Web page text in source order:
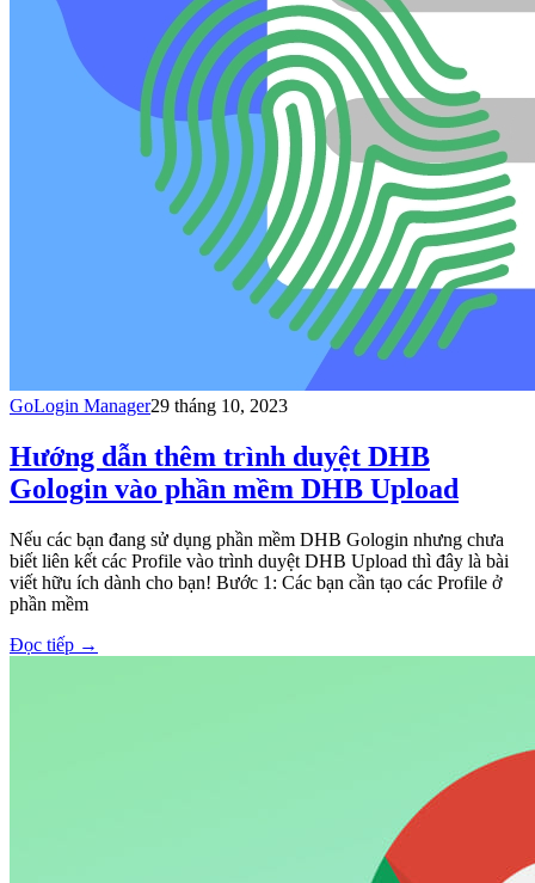
GoLogin Manager29 tháng 10, 2023
Hướng dẫn thêm trình duyệt DHB
Gologin vào phần mềm DHB Upload
Nếu các bạn đang sử dụng phần mềm DHB Gologin nhưng chưa
biết liên kết các Profile vào trình duyệt DHB Upload thì đây là bài
viết hữu ích dành cho bạn! Bước 1: Các bạn cần tạo các Profile ở
phần mềm
Đọc tiếp →